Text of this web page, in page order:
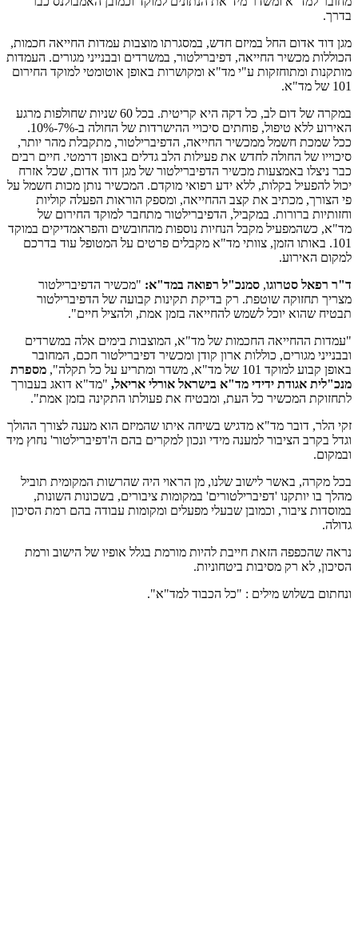
בדרך.
מגן דוד אדום החל במיזם חדש, במסגרתו מוצבות עמדות החייאה חכמות,
הכוללות מכשיר החייאה, דפיברילטור, במשרדים ובבנייני מגורים. העמדות
מותקנות ומתוחזקות ע"י מד"א ומקושרות באופן אוטומטי למוקד החירום
101 של מד"א.
במקרה של דום לב, כל דקה היא קריטית. בכל 60 שניות שחולפות מרגע
האירוע ללא טיפול, פוחתים סיכויי ההישרדות של החולה ב-7%-10%.
ככל שמכת חשמל ממכשיר החייאה, הדפיברילטור, מתקבלת מהר יותר,
סיכוייו של החולה לחדש את פעילות הלב גדלים באופן דרמטי. חיים רבים
כבר ניצלו באמצעות מכשיר הדפיברילטור של מגן דוד אדום, שכל אזרח
יכול להפעיל בקלות, ללא ידע רפואי מוקדם. המכשיר נותן מכות חשמל על
פי הצורך, מכתיב את קצב ההחייאה, ומספק הוראות הפעלה קוליות
וחזותיות ברורות. במקביל, הדפיברילטור מתחבר למוקד החירום של
מד"א, כשהמפעיל מקבל הנחיות נוספות מהחובשים והפראמדיקים במוקד
101. באותו הזמן, צוותי מד"א מקבלים פרטים על המטופל עוד בדרכם
למקום האירוע.
ד"ר רפאל סטרוגו, סמנכ"ל רפואה במד"א: "מכשיר הדפיברילטור
מצריך תחזוקה שוטפת. רק בדיקת תקינות קבועה של הדפיברילטור
תבטיח שהוא יוכל לשמש להחייאה בזמן אמת, ולהציל חיים".
"עמדות ההחייאה החכמות של מד"א, המוצבות בימים אלה במשרדים
ובבנייני מגורים, כוללות ארון קודן ומכשיר דפיברילטור חכם, המחובר
באופן קבוע למוקד 101 של מד"א, משדר ומתריע על כל תקלה",
מספרת
מנכ"לית אגודת ידידי מד"א בישראל אורלי אריאל, "מד"א דואג בעבורך
לתחזוקת המכשיר כל העת, ומבטיח את פעולתו התקינה בזמן אמת".
זקי הלר, דובר מד"א מדגיש בשיחה איתו שהמיזם הוא מענה לצורך ההולך
וגדל בקרב הציבור למענה מידי ונכון למקרים בהם ה'דפיברילטור' נחוץ מיד
ובמקום.
בכל מקרה, באשר לישוב שלנו, מן הראוי היה שהרשות המקומית תוביל
מהלך בו יותקנו 'דפיברילטורים' במקומות ציבורים, בשכונות השונות,
במוסדות ציבור, וכמובן שבעלי מפעלים ומקומות עבודה בהם רמת הסיכון
גדולה.
נראה שהכפפה הזאת חייבת להיות מורמת בגלל אופיו של הישוב ורמת
הסיכון, לא רק מסיבות ביטחוניות.
ונחתום בשלוש מילים : "כל הכבוד למד"א".